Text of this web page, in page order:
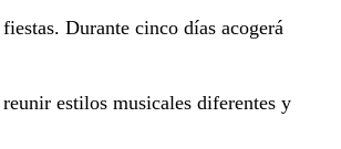
Durante cinco días acogerá
estilos musicales diferentes y